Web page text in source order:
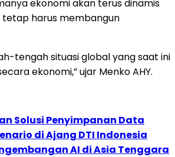
ekonomi akan terus dinamis
tetap harus membangun
tengah situasi global yang saat ini
ekonomi,” ujar Menko AHY.
Solusi Penyimpanan Data
di Ajang DTI Indonesia
AI di Asia Tenggara